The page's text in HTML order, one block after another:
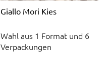
Giallo Mori Kies
Wahl aus 1 Format und 6
Verpackungen